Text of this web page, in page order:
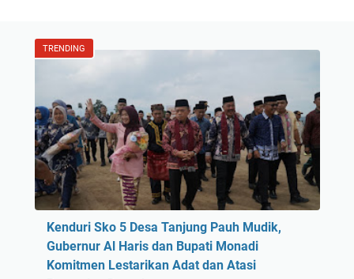
TRENDING
Kenduri Sko 5 Desa Tanjung Pauh Mudik,
Gubernur Al Haris dan Bupati Monadi
Komitmen Lestarikan Adat dan Atasi